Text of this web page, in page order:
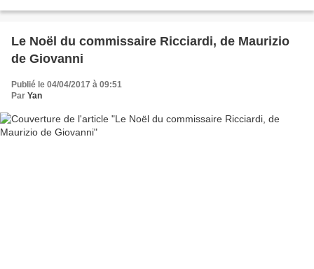
Le Noël du commissaire Ricciardi, de Maurizio
de Giovanni
Publié le 04/04/2017 à 09:51
Par Yan